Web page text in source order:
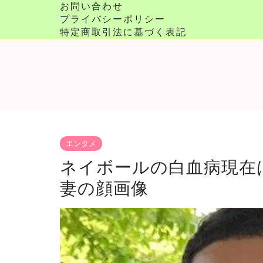
お問い合わせ
プライバシーポリシー
特定商取引法に基づく表記
エンタメ
ネイボールの白血病現
妻の顔画像